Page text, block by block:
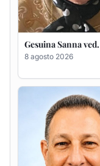
Massimo Ricciu
6 agosto 2026